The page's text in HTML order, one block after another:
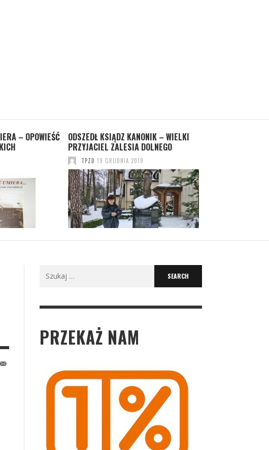
– OPOWIEŚĆ
ODSZEDŁ KSIĄDZ KANONIK – WIELKI
PRZYJACIEL ZALESIA DOLNEGO
TPZD 19 GRUDNIA 2019
PRZEKAŻ NAM